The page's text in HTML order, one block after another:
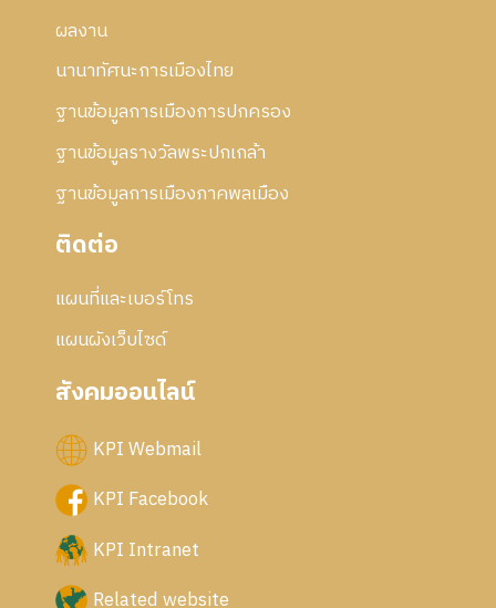
ผลงาน
นานาทัศนะการเมืองไทย
ฐานข้อมูลการเมืองการปกครอง
ฐานข้อมูลรางวัลพระปกเกล้า
ฐานข้อมูลการเมืองภาคพลเมือง
ติดต่อ
แผนที่และเบอร์โทร
แผนผังเว็บไซด์
สังคมออนไลน์
KPI Webmail
KPI Facebook
KPI Intranet
Related website